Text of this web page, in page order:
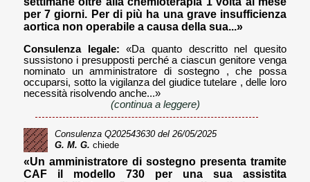
per 7 giorni. Per di più ha una grave insufficienza
aortica non operabile a causa della sua...»
Consulenza legale: «Da quanto descritto nel quesito
sussistono i presupposti perché a ciascun genitore venga
nominato un amministratore di sostegno , che possa
occuparsi, sotto la vigilanza del giudice tutelare , delle loro
necessità risolvendo anche...»
(continua a leggere)
Consulenza Q202543630del 26/05/2025
G. M. G. chiede
«Un amministratore di sostegno presenta tramite
CAF il modello 730 per una sua assistita